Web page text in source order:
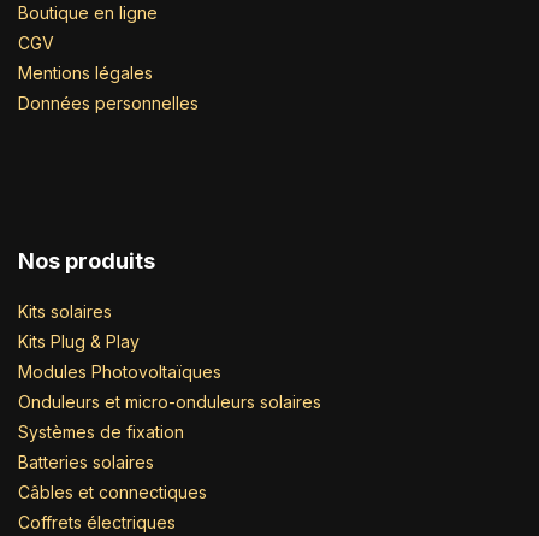
Boutique en ligne
CGV
Mentions légales
Données personnelles
Nos produits
Kits solaires
Kits Plug & Play
Modules Photovoltaïques
Onduleurs et micro-onduleurs solaires
Systèmes de fixation
Batteries solaires
Câbles et connectiques
Coffrets électriques